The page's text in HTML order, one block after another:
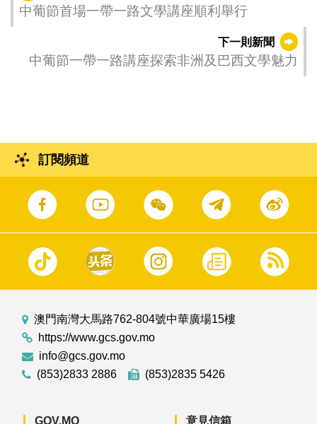
中葡節首場一帶一路文學講座順利舉行
下一則新聞
中葡節一帶一路講座探索非洲及巴西文學魅力
訂閱頻道
澳門南灣大馬路762-804號中華廣場15樓
https://www.gcs.gov.mo
info@gcs.gov.mo
(853)2833 2886
(853)2835 5426
GOV.MO 意見信箱